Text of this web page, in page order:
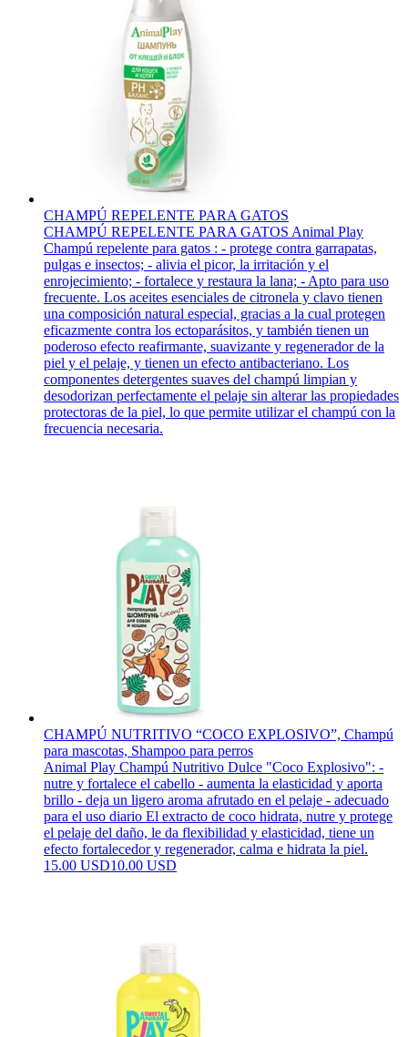
CHAMPÚ REPELENTE PARA GATOS
CHAMPÚ REPELENTE PARA GATOS Animal Play
Champú repelente para gatos : - protege contra garrapatas,
pulgas e insectos; - alivia el picor, la irritación y el
enrojecimiento; - fortalece y restaura la lana; - Apto para uso
frecuente. Los aceites esenciales de citronela y clavo tienen
una composición natural especial, gracias a la cual protegen
eficazmente contra los ectoparásitos, y también tienen un
poderoso efecto reafirmante, suavizante y regenerador de la
piel y el pelaje, y tienen un efecto antibacteriano. Los
componentes detergentes suaves del champú limpian y
desodorizan perfectamente el pelaje sin alterar las propiedades
protectoras de la piel, lo que permite utilizar el champú con la
frecuencia necesaria.
CHAMPÚ NUTRITIVO “COCO EXPLOSIVO”, Champú
para mascotas, Shampoo para perros
Animal Play Champú Nutritivo Dulce "Coco Explosivo": -
nutre y fortalece el cabello - aumenta la elasticidad y aporta
brillo - deja un ligero aroma afrutado en el pelaje - adecuado
para el uso diario El extracto de coco hidrata, nutre y protege
el pelaje del daño, le da flexibilidad y elasticidad, tiene un
efecto fortalecedor y regenerador, calma e hidrata la piel.
15.00 USD10.00 USD